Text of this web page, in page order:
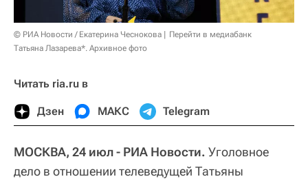
© РИА Новости / Екатерина Чеснокова
Перейти в медиабанк
Татьяна Лазарева*. Архивное фото
Читать ria.ru в
Дзен МАКС Telegram
МОСКВА, 24 июл - РИА Новости. Уголовное
дело в отношении телеведущей Татьяны